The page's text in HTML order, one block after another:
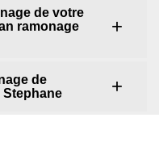
de votre
ramonage
de